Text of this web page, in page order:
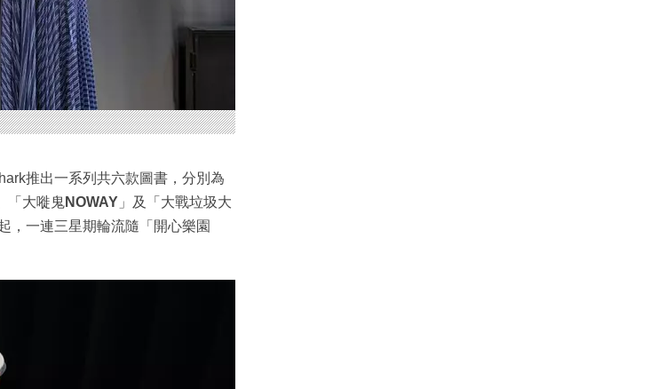
推出一系列共六款圖書，分別為
「大嘥鬼NOWAY 」及「大戰垃圾大
，一連三星期輪流隨「開心樂園